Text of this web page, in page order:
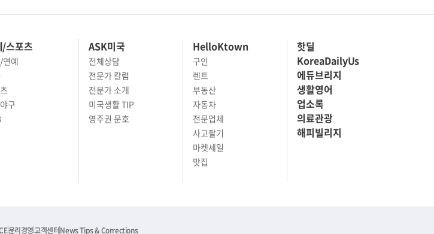
/스포츠
연예
구
ASK미국
전체상담
전문가 칼럼
전문가 소개
미국생활 TIP
영주권 문호
HelloKtown
구인
렌트
부동산
자동차
전문업체
사고팔기
마켓세일
맛집
핫딜
KoreaDailyUs
에듀브리지
생활영어
업소록
의료관광
해피빌리지
윤리경영고객센터News Tips & Corrections